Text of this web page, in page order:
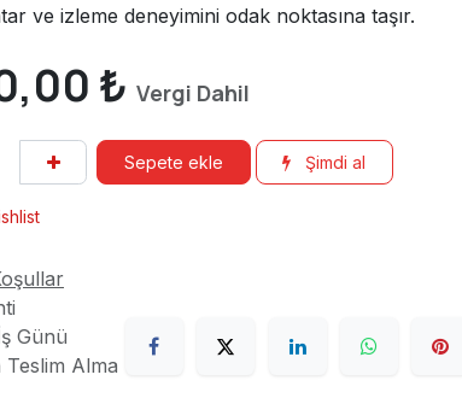
ve izleme deneyimini odak noktasına taşır.
₺ Vergi Dahil
Sepete ekle Şimdi al
Günü
Alma